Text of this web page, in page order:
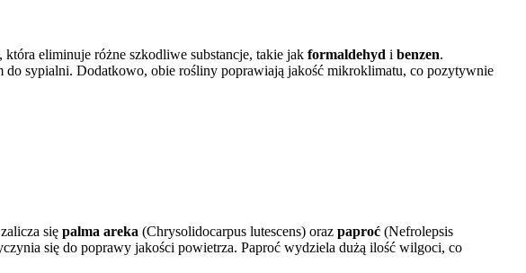
która eliminuje różne szkodliwe substancje, takie jak formaldehyd i benzen.
do sypialni. Dodatkowo, obie rośliny poprawiają jakość mikroklimatu, co pozytywnie
się palma areka (Chrysolidocarpus lutescens) oraz paproć (Nefrolepsis
się do poprawy jakości powietrza. Paproć wydziela dużą ilość wilgoci, co